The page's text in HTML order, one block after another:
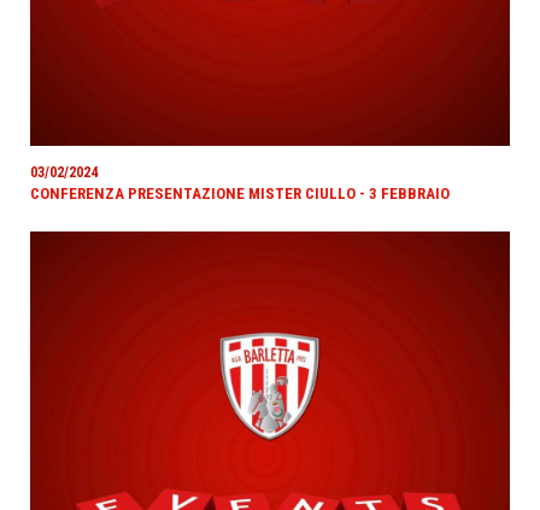
03/02/2024
CONFERENZA PRESENTAZIONE MISTER CIULLO - 3 FEBBRAIO